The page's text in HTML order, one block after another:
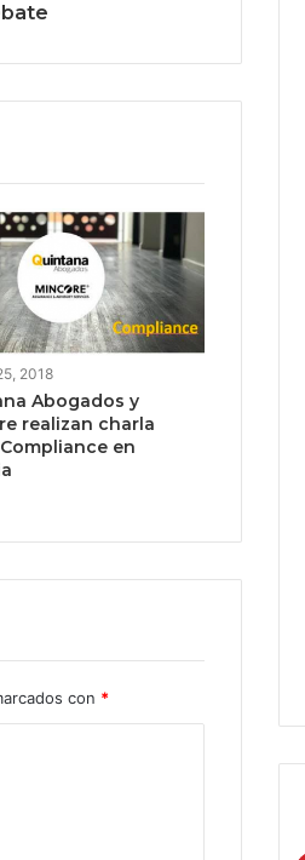
2018
Abogados y
realizan charla
en
con *